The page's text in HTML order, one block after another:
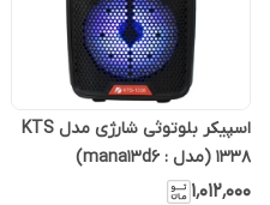
اسپیکر بلوتوثی شارژی مدل KTS
1338 (مدل : mana13d6)
۱٬۰۱۲٬۰۰۰